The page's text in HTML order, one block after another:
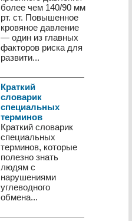
более чем 140/90 мм
рт. ст. Повышенное
кровяное давление
— один из главных
факторов риска для
развити...
Краткий
словарик
специальных
терминов
Краткий словарик
специальных
терминов, которые
полезно знать
людям с
нарушениями
углеводного
обмена...